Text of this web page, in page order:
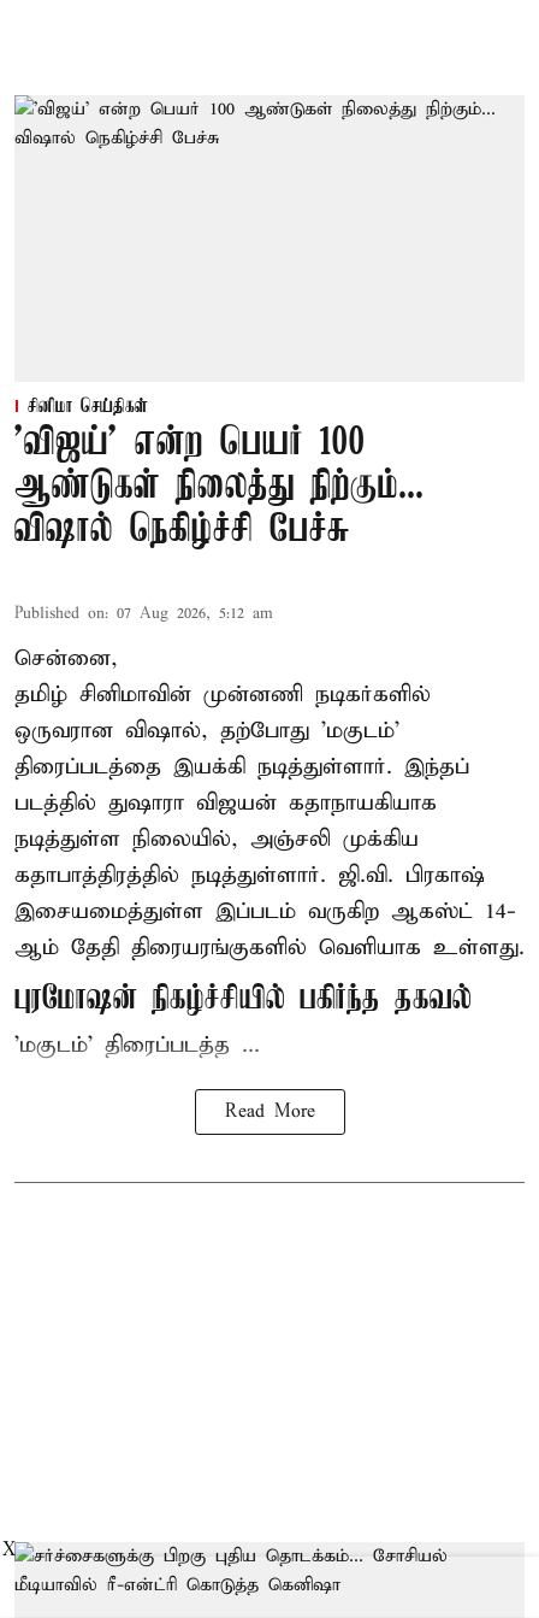
சினிமா செய்திகள்
'விஜய்' என்ற பெயர் 100
ஆண்டுகள் நிலைத்து நிற்கும்...
விஷால் நெகிழ்ச்சி பேச்சு
Published on: 07 Aug 2026, 5:12 am
சென்னை,
தமிழ் சினிமாவின் முன்னணி நடிகர்களில்
ஒருவரான விஷால், தற்போது 'மகுடம்'
திரைப்படத்தை இயக்கி நடித்துள்ளார். இந்தப்
படத்தில் துஷாரா விஜயன் கதாநாயகியாக
நடித்துள்ள நிலையில், அஞ்சலி முக்கிய
கதாபாத்திரத்தில் நடித்துள்ளார். ஜி.வி. பிரகாஷ்
இசையமைத்துள்ள இப்படம் வருகிற ஆகஸ்ட் 14-
ஆம் தேதி திரையரங்குகளில் வெளியாக உள்ளது.
புரமோஷன் நிகழ்ச்சியில் பகிர்ந்த தகவல்
'மகுடம்' திரைப்படத்த ...
Read More
X